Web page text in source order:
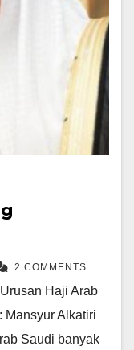
2 COMMENTS
Haji Arab
Mansyur Alkatiri
Saudi banyak